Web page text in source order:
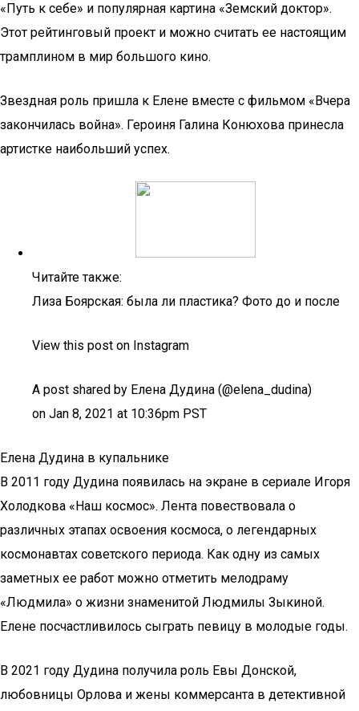
«Путь к себе» и популярная картина «Земский доктор».
Этот рейтинговый проект и можно считать ее настоящим
трамплином в мир большого кино.
Звездная роль пришла к Елене вместе с фильмом «Вчера
закончилась война». Героиня Галина Конюхова принесла
артистке наибольший успех.
Читайте также:
Лиза Боярская: была ли пластика? Фото до и после
View this post on Instagram
A post shared by Елена Дудина (@elena_dudina)
on Jan 8, 2021 at 10:36pm PST
Елена Дудина в купальнике
В 2011 году Дудина появилась на экране в сериале Игоря
Холодкова «Наш космос». Лента повествовала о
различных этапах освоения космоса, о легендарных
космонавтах советского периода. Как одну из самых
заметных ее работ можно отметить мелодраму
«Людмила» о жизни знаменитой Людмилы Зыкиной.
Елене посчастливилось сыграть певицу в молодые годы.
В 2021 году Дудина получила роль Евы Донской,
любовницы Орлова и жены коммерсанта в детективной